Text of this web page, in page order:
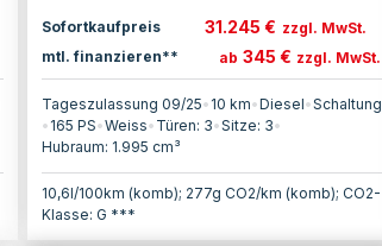
Sofortkaufpreis 31.245 € zzgl. MwSt.
mtl. finanzieren**
ab 345 € zzgl. MwSt.
Tageszulassung 09/25• 10 km•Diesel•Schaltung
• 165 PS•Weiss• Türen: 3•Sitze: 3•
Hubraum: 1.995 cm³
10,6l/100km (komb); 277g CO2/km (komb); CO2-
Klasse: G ***